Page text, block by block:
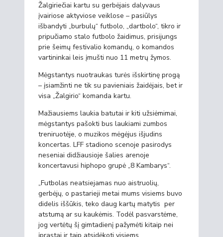
Žalgiriečiai kartu su gerbėjais dalyvaus
įvairiose aktyviose veiklose – pasiūlys
išbandyti „burbulų“ futbolo, „dartbolo“, tikro ir
pripučiamo stalo futbolo žaidimus, prisijungs
prie šeimų festivalio komandų, o komandos
vartininkai leis įmušti nuo 11 metrų žymos.
Mėgstantys nuotraukas turės išskirtinę progą
– įsiamžinti ne tik su pavieniais žaidėjais, bet ir
visa „Žalgirio“ komanda kartu.
Mažiausiems laukia batutai ir kiti užsiėmimai,
mėgstantys pašokti bus laukiami zumbos
treniruotėje, o muzikos mėgėjus išjudins
koncertas. LFF stadiono scenoje pasirodys
neseniai didžiausioje šalies arenoje
koncertavusi hiphopo grupė „8 Kambarys“.
„Futbolas neatsiejamas nuo aistruolių,
gerbėjų, o pastarieji metai mums visiems buvo
didelis iššūkis, teko daug kartų matytis per
atstumą ar su kaukėmis. Todėl pasvarstėme,
jog vertėtų šį gimtadienį pažymėti kitaip nei